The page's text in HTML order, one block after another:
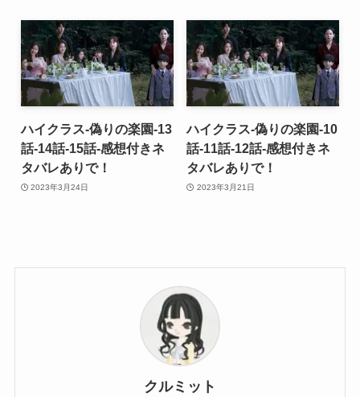
ハイクラス-偽りの楽園-13
話-14話-15話-感想付きネ
タバレありで！
2023年3月24日
ハイクラス-偽りの楽園-10
話-11話-12話-感想付きネ
タバレありで！
2023年3月21日
クルミット